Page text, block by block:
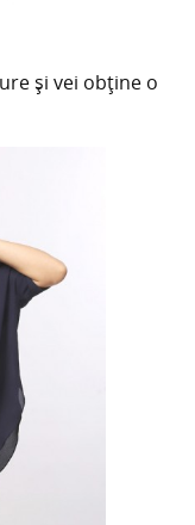
și vei obține o